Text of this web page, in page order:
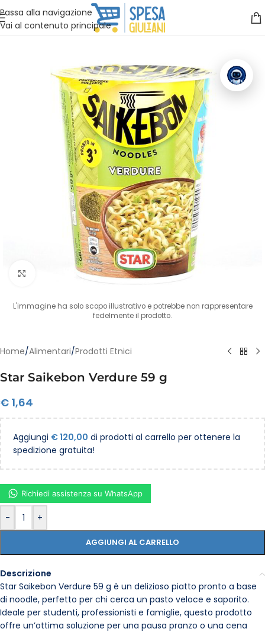
Passa alla navigazione
Vai al contenuto principale
Vuoi assistenza?Clicca qui e ti richiamiamo noi
Clicca per ingrandire
L'immagine ha solo scopo illustrativo e potrebbe non rappresentare
fedelmente il prodotto.
Home/Alimentari/Prodotti Etnici
Star Saikebon Verdure 59 g
€ 1,64
Aggiungi €120,00 di prodotti al carrello per ottenere la
spedizione gratuita!
- +
AGGIUNGI AL CARRELLO
Richiedi assistenza su WhatsApp
Descrizione
Star Saikebon Verdure 59 g è un delizioso piatto pronto a base
di noodle, perfetto per chi cerca un pasto veloce e saporito.
Ideale per studenti, professionisti e famiglie, questo prodotto
offre un’ottima soluzione per una pausa pranzo o una cena